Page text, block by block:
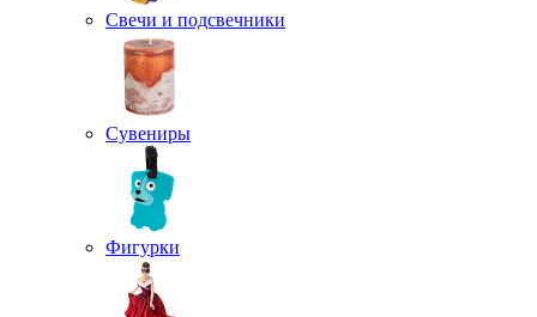
Свечи и подсвечники
Сувениры
Фигурки